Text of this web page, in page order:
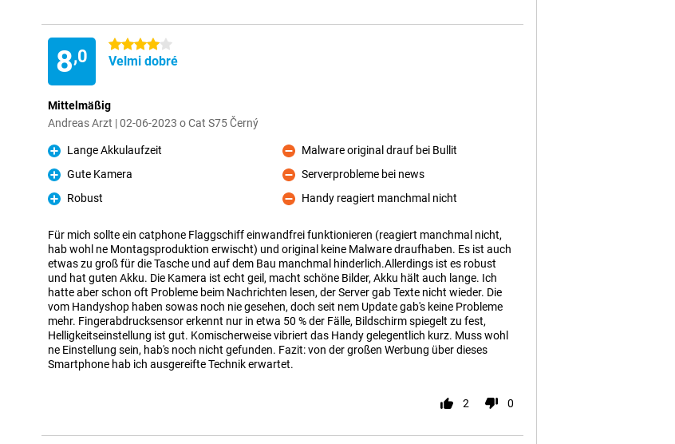
8,0
4 hvězdičky
Velmi dobré
Mittelmäßig
Andreas Arzt | 02-06-2023 o Cat S75 Černý
Pro
Lange Akkulaufzeit
Pro
Gute Kamera
Pro
Robust
Proti
Malware original drauf bei Bullit
Proti
Serverprobleme bei news
Proti
Handy reagiert manchmal nicht
Für mich sollte ein catphone Flaggschiff einwandfrei funktionieren (reagiert manchmal nicht,
hab wohl ne Montagsproduktion erwischt) und original keine Malware draufhaben. Es ist auch
etwas zu groß für die Tasche und auf dem Bau manchmal hinderlich.Allerdings ist es robust
und hat guten Akku. Die Kamera ist echt geil, macht schöne Bilder, Akku hält auch lange. Ich
hatte aber schon oft Probleme beim Nachrichten lesen, der Server gab Texte nicht wieder. Die
vom Handyshop haben sowas noch nie gesehen, doch seit nem Update gab's keine Probleme
mehr. Fingerabdrucksensor erkennt nur in etwa 50 % der Fälle, Bildschirm spiegelt zu fest,
Helligkeitseinstellung ist gut. Komischerweise vibriert das Handy gelegentlich kurz. Muss wohl
ne Einstellung sein, hab's noch nicht gefunden. Fazit: von der großen Werbung über dieses
Smartphone hab ich ausgereifte Technik erwartet.
2 0